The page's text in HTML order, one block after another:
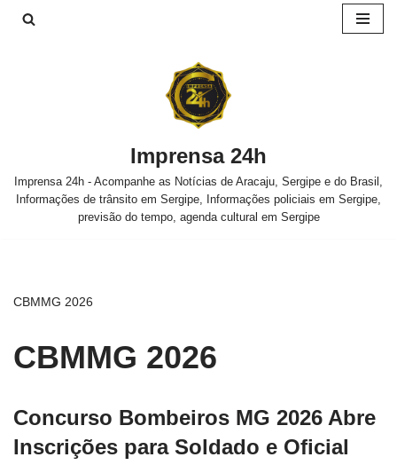
Imprensa 24h
Imprensa 24h - Acompanhe as Notícias de Aracaju, Sergipe e do Brasil,
Informações de trânsito em Sergipe, Informações policiais em Sergipe,
previsão do tempo, agenda cultural em Sergipe
CBMMG 2026
CBMMG 2026
Concurso Bombeiros MG 2026 Abre
Inscrições para Soldado e Oficial